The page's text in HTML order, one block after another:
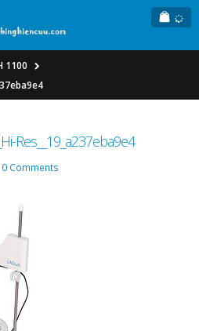
1100
Res__19_a237eba9e4
0 Comments